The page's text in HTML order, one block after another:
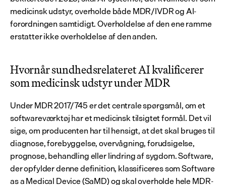
medicinsk udstyr, overholde både MDR/IVDR og AI-
forordningen samtidigt. Overholdelse af den ene ramme
erstatter ikke overholdelse af den anden.
Hvornår sundhedsrelateret AI kvalificerer
som medicinsk udstyr under MDR
Under MDR 2017/745 er det centrale spørgsmål, om et
softwareværktøj har et medicinsk tilsigtet formål. Det vil
sige, om producenten har til hensigt, at det skal bruges til
diagnose, forebyggelse, overvågning, forudsigelse,
prognose, behandling eller lindring af sygdom. Software,
der opfylder denne definition, klassificeres som Software
as a Medical Device (SaMD) og skal overholde hele MDR-